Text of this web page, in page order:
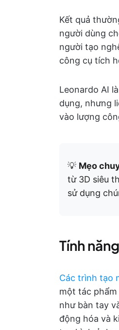
Kết quả
người dùng
người tạo
công cụ tích
Leonardo AI
dụng, nhưng
vào lượng
💡 Mẹo
từ 3D siêu
sử dụng
Tính
Các trình tạo
một tác
như bàn tay
động hóa và